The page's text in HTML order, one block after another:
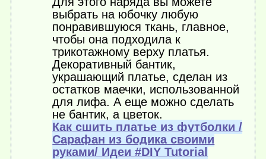
выбрать на юбочку любую
понравившуюся ткань, главное,
чтобы она подходила к
трикотажному верху платья.
Декоративный бантик,
украшающий платье, сделан из
остатков маечки, использованной
для лифа. А еще можно сделать
не бантик, а цветок.
Как сшить платье из футболки /
Сарафан из бодика своими
руками/ Идеи #DIY Tutorial